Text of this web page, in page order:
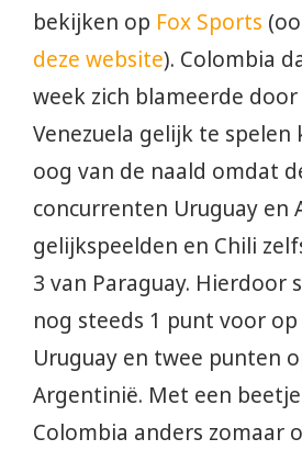
bekijken op Fox Sports
deze website). Colombia
week zich blameerde
Venezuela gelijk te
oog van de naald omdat
concurrenten Uruguay en
gelijkspeelden en Chili
3 van Paraguay. Hierdoor
nog steeds 1 punt voor
Uruguay en twee punten
Argentinië. Met een
Colombia anders zomaar